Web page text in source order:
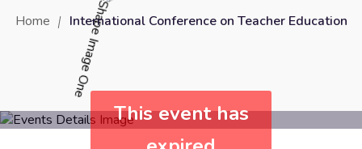
Home International Conference on Teacher Education
This event has